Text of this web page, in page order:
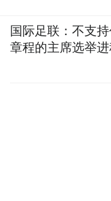
国际足联：不支
章程的主席选举